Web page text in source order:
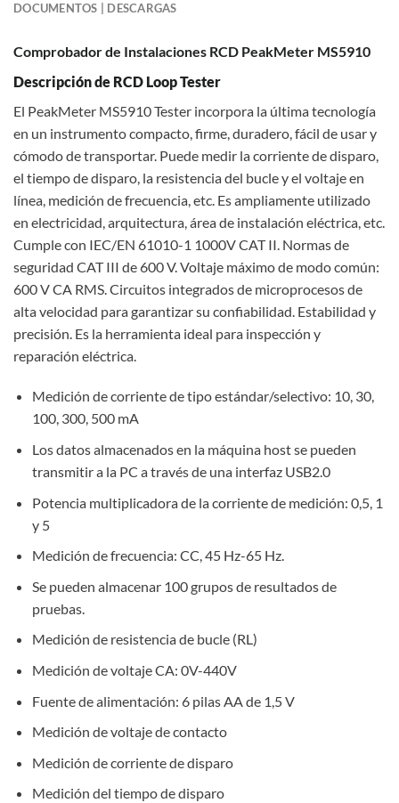
DOCUMENTOS | DESCARGAS
Comprobador de Instalaciones RCD PeakMeter MS5910
Descripción de RCD Loop Tester
El PeakMeter MS5910 Tester incorpora la última tecnología
en un instrumento compacto, firme, duradero, fácil de usar y
cómodo de transportar. Puede medir la corriente de disparo,
el tiempo de disparo, la resistencia del bucle y el voltaje en
línea, medición de frecuencia, etc. Es ampliamente utilizado
en electricidad, arquitectura, área de instalación eléctrica, etc.
Cumple con IEC/EN 61010-1 1000V CAT II. Normas de
seguridad CAT III de 600 V. Voltaje máximo de modo común:
600 V CA RMS. Circuitos integrados de microprocesos de
alta velocidad para garantizar su confiabilidad. Estabilidad y
precisión. Es la herramienta ideal para inspección y
reparación eléctrica.
Medición de corriente de tipo estándar/selectivo: 10, 30,
100, 300, 500 mA
Los datos almacenados en la máquina host se pueden
transmitir a la PC a través de una interfaz USB2.0
Potencia multiplicadora de la corriente de medición: 0,5, 1
y 5
Medición de frecuencia: CC, 45 Hz-65 Hz.
Se pueden almacenar 100 grupos de resultados de
pruebas.
Medición de resistencia de bucle (RL)
Medición de voltaje CA: 0V-440V
Fuente de alimentación: 6 pilas AA de 1,5 V
Medición de voltaje de contacto
Medición de corriente de disparo
Medición del tiempo de disparo